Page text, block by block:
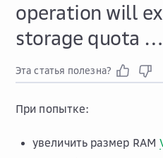
operation will
storage quota
Эта статья полезна?
При попытке:
увеличить размер RAM